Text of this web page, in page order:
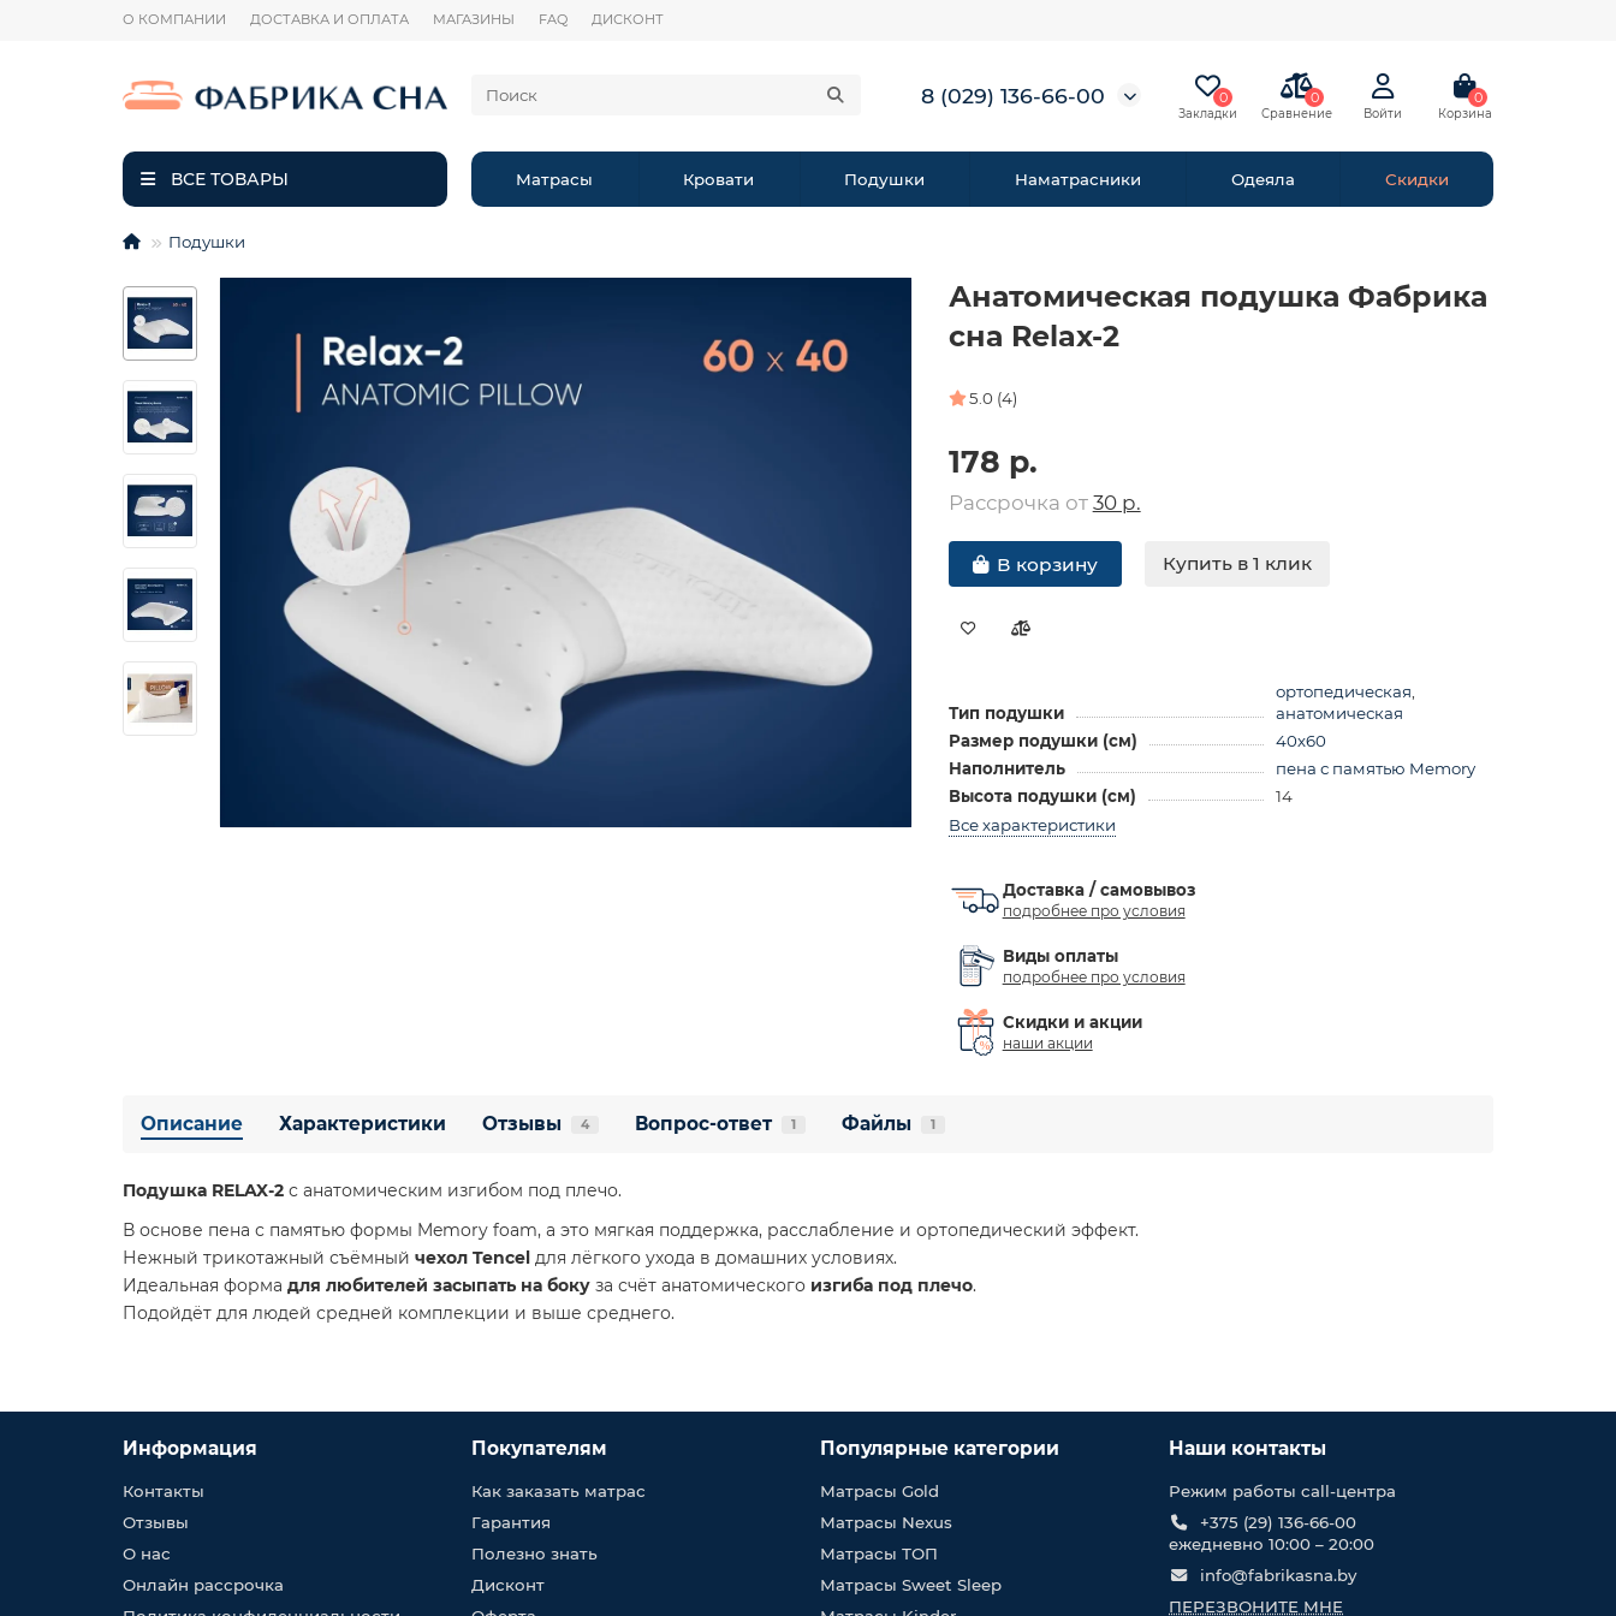
О КОМПАНИИ ДОСТАВКА И ОПЛАТА МАГАЗИНЫ FAQ ДИСКОНТ
8 (029) 136-66-00 0 0 0
ВСЕ ТОВАРЫ Матрасы Кровати Подушки Наматрасники Одеяла Скидки
Подушки
Анатомическая подушка Фабрика
сна Relax-2
5.0 (4)
178 р.
Рассрочка от 30 р.
В корзину Купить в 1 клик
Тип подушки
ортопедическая
анатомическая
Размер подушки (см)
40х60
Наполнитель
пена с памятью Memory
Высота подушки (см)
14
Все характеристики
Доставка / самовывоз
подробнее про условия
Виды оплаты
подробнее про условия
Скидки и акции
наши акции
Описание Характеристики Отзывы 4 Вопрос-ответ 1 Файлы 1
Подушка RELAX-2 с анатомическим изгибом под плечо.
В основе пена с памятью формы Memory foam, а это мягкая поддержка, расслабление и ортопедический эффект.
Нежный трикотажный съёмный чехол Tencel для лёгкого ухода в домашних условиях.
Идеальная форма для любителей засыпать на боку за счёт анатомического изгиба под плечо.
Подойдёт для людей средней комплекции и выше среднего.
Информация
Контакты
Отзывы
О нас
Онлайн рассрочка
Покупателям
Как заказать матрас
Гарантия
Полезно знать
Дисконт
Популярные категории
Матрасы Gold
Матрасы Nexus
Матрасы ТОП
Матрасы Sweet Sleep
Наши контакты
Режим работы call-центра
+375 (29) 136-66-00
ежедневно 10:00 – 20:00
info@fabrikasna.by
ПЕРЕЗВОНИТЕ МНЕ